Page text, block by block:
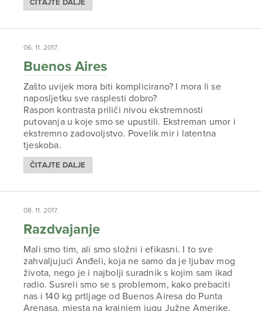
ČITAJTE DALJE
06. 11. 2017.
Buenos Aires
Zašto uvijek mora biti komplicirano? I mora li se
naposljetku sve rasplesti dobro?
Raspon kontrasta priliči nivou ekstremnosti
putovanja u koje smo se upustili. Ekstreman umor i
ekstremno zadovoljstvo. Povelik mir i latentna
tjeskoba.
ČITAJTE DALJE
08. 11. 2017.
Razdvajanje
Mali smo tim, ali smo složni i efikasni. I to sve
zahvaljujući Anđeli, koja ne samo da je ljubav mog
života, nego je i najbolji suradnik s kojim sam ikad
radio. Susreli smo se s problemom, kako prebaciti
nas i 140 kg prtljage od Buenos Airesa do Punta
Arenasa, mjesta na krajnjem jugu Južne Amerike,